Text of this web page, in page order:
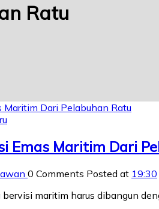
Ratu
Emas Maritim Dari
0 Comments Posted at 19:30
maritim harus dibangun